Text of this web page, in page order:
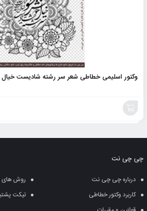
وکتور اسلیمی خطاطی شعر سر رشته شادیست خیال
سبد
چی چی نت
درباره چی چی نت
روش های
کاربرد وکتور خطاطی
تیکت